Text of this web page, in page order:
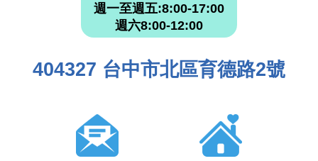
週一至週五:8:00-17:00
週六8:00-12:00
404327 台中市北區育德路2號